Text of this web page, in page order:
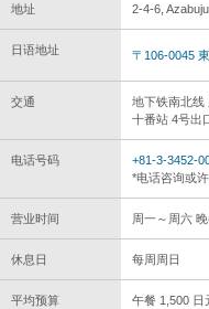
地址 2-4-6,
日语地址 〒106-0045
交通
地下铁南北线
十番站 4号出
电话号码
+81-3-3452-
*电话咨询或
营业时间 周一～周六
休息日 每周周日
平均预算
午餐 1,500 日